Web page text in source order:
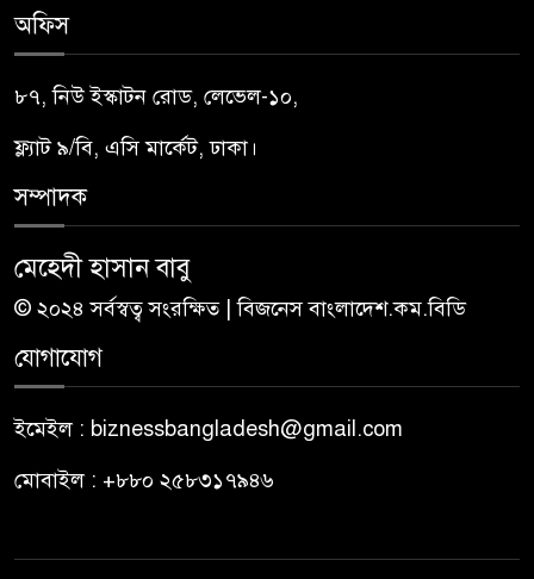
অফিস
৮৭, নিউ ইস্কাটন রোড, লেভেল-১০,
ফ্ল্যাট ৯/বি, এসি মার্কেট, ঢাকা।
সম্পাদক
মেহেদী হাসান বাবু
© ২০২৪ সর্বস্বত্ব সংরক্ষিত | বিজনেস বাংলাদেশ.কম.বিডি
যোগাযোগ
ইমেইল : biznessbangladesh@gmail.com
মোবাইল : +৮৮০ ২৫৮৩১৭৯৪৬